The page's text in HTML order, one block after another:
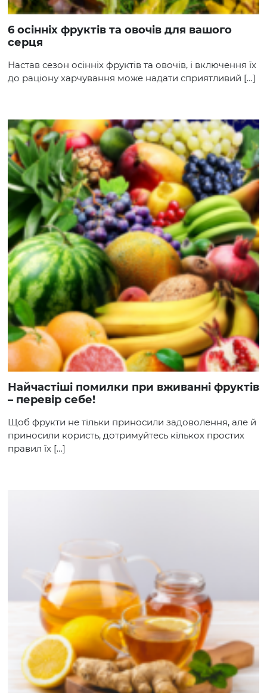
6 осінніх фруктів та овочів для вашого
серця
Настав сезон осінніх фруктів та овочів, і включення їх
до раціону харчування може надати сприятливий […]
Найчастіші помилки при вживанні фруктів
– перевір себе!
Щоб фрукти не тільки приносили задоволення, але й
приносили користь, дотримуйтесь кількох простих
правил їх […]